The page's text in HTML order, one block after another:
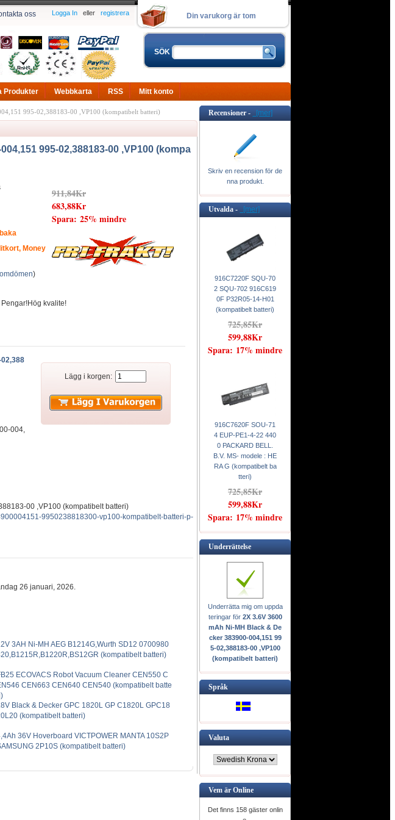
oss Din varukorg är tom
Logga In eller registrera
SÖK
Produkter Webbkarta RSS Mitt konto
995-02,388183-00 ,VP100 (kompatibelt batteri)
995-02,388183-00 ,VP100 (kompa
Money
)
911,84Kr
683,88Kr
Spara: 25% mindre
kvalite!
Lägg i korgen:
004,
00 ,VP100 (kompatibelt batteri)
9950238818300-vp100-kompatibelt-batteri-p-
26 januari, 2026.
3AH Ni-MH AEG B1214G,Wurth SD12 0700980
(kompatibelt batteri)
ECOVACS Robot Vacuum Cleaner CEN550 C
CEN663 CEN640 CEN540 (kompatibelt batte
Black & Decker GPC 1820L GP C1820L GPC18
(kompatibelt batteri)
36V Hoverboard VICTPOWER MANTA 10S2P
2P10S (kompatibelt batteri)
Recensioner - [mer]
Skriv en recension för de
nna produkt.
Utvalda - [mer]
916C7220F SQU-70
2 SQU-702 916C619
0F P32R05-14-H01
(kompatibelt batteri)
725,85Kr
599,88Kr
Spara: 17% mindre
916C7620F SOU-71
4 EUP-PE1-4-22 440
0 PACKARD BELL.
B.V. MS- modele : HE
RA G (kompatibelt ba
tteri)
725,85Kr
599,88Kr
Spara: 17% mindre
Underrättelse
Underrätta mig om uppda
teringar för 2X 3.6V 3600
mAh Ni-MH Black & De
cker 383900-004,151 99
5-02,388183-00 ,VP100
(kompatibelt batteri)
Språk
Valuta
Vem är Online
Det finns 158 gäster onlin